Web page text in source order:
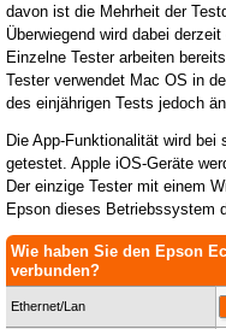
davon ist die Mehrheit der
Überwiegend wird dabei
Einzelne Tester arbeiten
Tester verwendet Mac OS in
des einjährigen Tests jedoch
Die App-Funktionalität wird bei
getestet. Apple iOS-Geräte
Der einzige Tester mit einem
Epson dieses Betriebssystem
Wie haben Sie den Epson
verbunden?
Ethernet/Lan